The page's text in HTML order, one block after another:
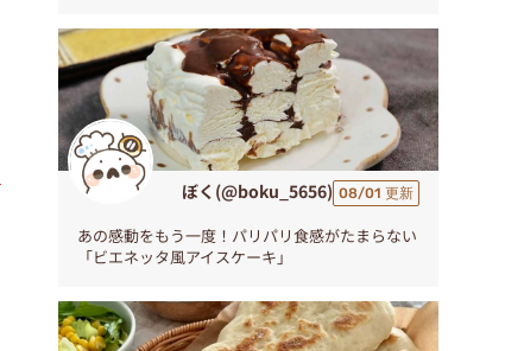
ぼく(@boku_5656) 08/01 更新
あの感動をもう一度！パリパリ食感がたまらない
「ビエネッタ風アイスケーキ」